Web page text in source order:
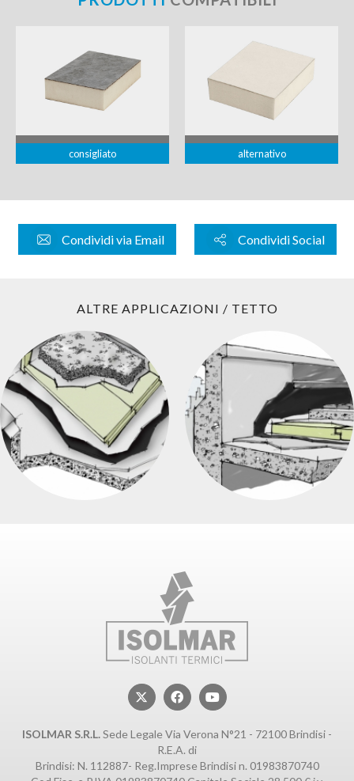
consigliato alternativo
Condividi via Email Condividi Social
ALTRE APPLICAZIONI / TETTO
ISOLMAR S.R.L.Sede Legale Via Verona N°21 - 72100 Brindisi -
R.E.A. di
Brindisi: N. 112887- Reg.Imprese Brindisi n. 01983870740